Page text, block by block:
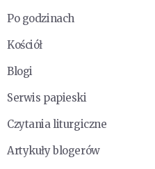
Po godzinach
Kościół
Blogi
Serwis papieski
Czytania liturgiczne
Artykuły blogerów